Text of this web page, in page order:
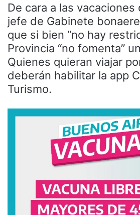
De cara a las vacaciones
jefe de Gabinete
que si bien “no hay
Provincia “no fomenta”
Quienes quieran viajar
deberán habilitar la app
Turismo.